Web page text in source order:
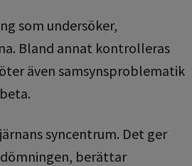
som undersöker,
Bland annat kontrolleras
även samsynsproblematik
syncentrum. Det ger
berättar